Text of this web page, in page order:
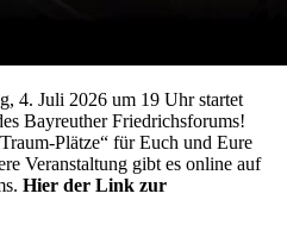
4. Juli 2026 um 19 Uhr startet
Bayreuther Friedrichsforums!
Plätze“ für Euch und Eure
Veranstaltung gibt es online auf
Hier der Link zur